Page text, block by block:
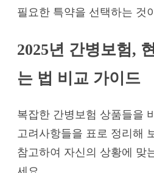
필요한 특약을 선택하는 것
2025년 간병보험,
는 법 비교 가이드
복잡한 간병보험 상품들을
고려사항들을 표로 정리해
참고하여 자신의 상황에 맞